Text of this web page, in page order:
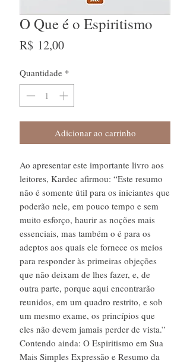
O Que é o Espiritismo
R$ 12,00Preço
Quantidade *
Adicionar ao carrinho
Ao apresentar este importante livro aos
leitores, Kardec afirmou: “Este resumo
não é somente útil para os iniciantes que
poderão nele, em pouco tempo e sem
muito esforço, haurir as noções mais
essenciais, mas também o é para os
adeptos aos quais ele fornece os meios
para responder às primeiras objeções
que não deixam de lhes fazer, e, de
outra parte, porque aqui encontrarão
reunidos, em um quadro restrito, e sob
um mesmo exame, os princípios que
eles não devem jamais perder de vista.”
Contendo ainda: O Espiritismo em Sua
Mais Simples Expressão e Resumo da